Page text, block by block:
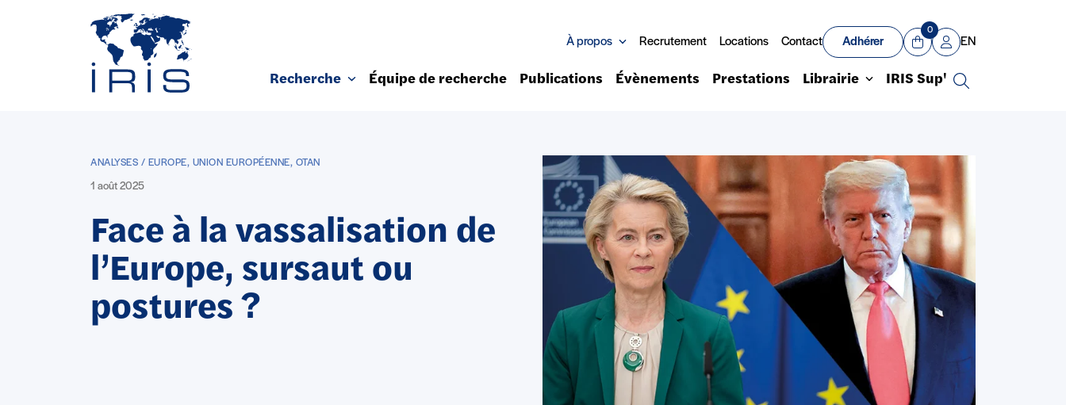
À propos Recrutement Locations Contact Adhérer
Panier
0
Mon compte
EN
Recherche Équipe de recherche Publications Évènements Prestations Librairie IRIS Sup'
Recherche
ANALYSES / EUROPE, UNION EUROPÉENNE, OTAN
1 août 2025
Face à la vassalisation de
l’Europe, sursaut ou
postures ?